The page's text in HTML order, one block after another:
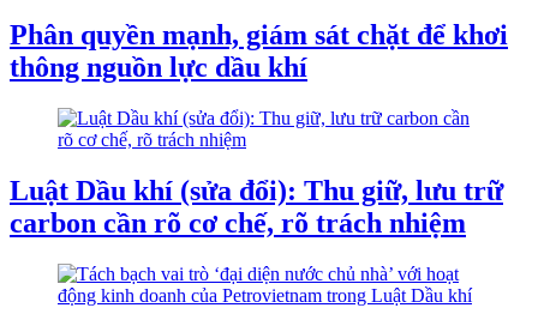
Phân quyền mạnh, giám sát chặt để khơi
thông nguồn lực dầu khí
Luật Dầu khí (sửa đổi): Thu giữ, lưu trữ
carbon cần rõ cơ chế, rõ trách nhiệm